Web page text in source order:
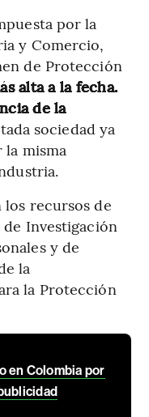
por la
y Comercio,
de Protección
alta a la fecha.
de la
sociedad ya
misma
recursos de
Investigación
y de
la
la Protección
en Colombia por